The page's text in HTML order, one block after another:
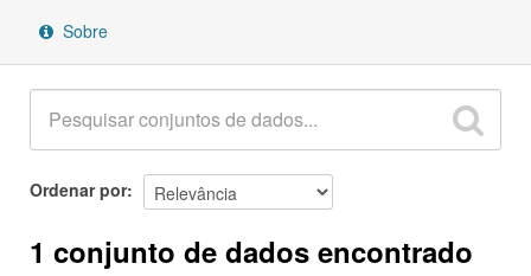
Sobre
Ordenar por
1 conjunto de dados encontrado